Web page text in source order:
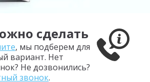
сделать
, мы подберем для
вариант. Нет
Не дозвонились?
звонок.